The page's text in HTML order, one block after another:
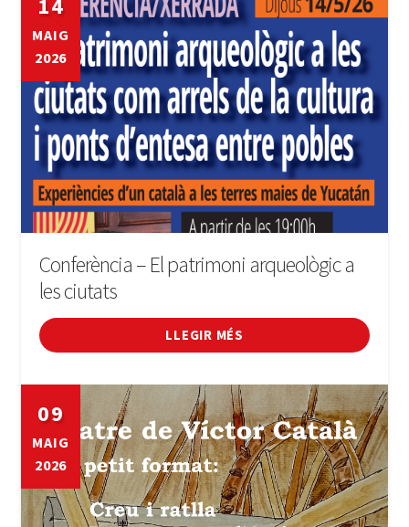
14
MAIG
2026
Conferència – El patrimoni arqueològic a
les ciutats
LLEGIR MÉS
09
MAIG
2026